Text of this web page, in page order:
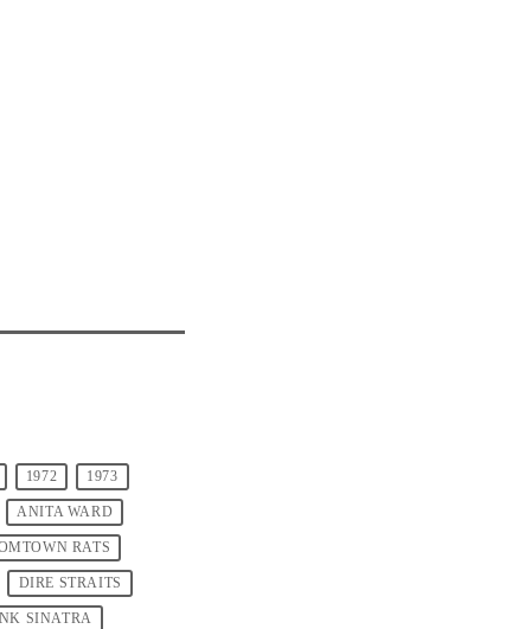
1972 1973
ANITA WARD
RATS
DIRE STRAITS
SINATRA